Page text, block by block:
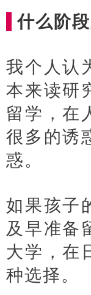
什么阶
我个人认
本来读研
留学，在
很多的诱
惑。
如果孩子
及早准备
大学，在
种选择。